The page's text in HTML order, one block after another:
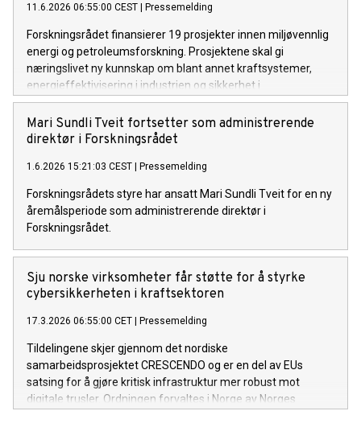
11.6.2026 06:55:00 CEST | Pressemelding
Forskningsrådet finansierer 19 prosjekter innen miljøvennlig
energi og petroleumsforskning. Prosjektene skal gi
næringslivet ny kunnskap om blant annet kraftsystemer,
energieffektivisering i industrien og sikkerhet i
petroleumsvirksomheten.
Mari Sundli Tveit fortsetter som administrerende
direktør i Forskningsrådet
1.6.2026 15:21:03 CEST | Pressemelding
Forskningsrådets styre har ansatt Mari Sundli Tveit for en ny
åremålsperiode som administrerende direktør i
Forskningsrådet.
Sju norske virksomheter får støtte for å styrke
cybersikkerheten i kraftsektoren
17.3.2026 06:55:00 CET | Pressemelding
Tildelingene skjer gjennom det nordiske
samarbeidsprosjektet CRESCENDO og er en del av EUs
satsing for å gjøre kritisk infrastruktur mer robust mot
digitale trusler. Ordningen forvaltes i Norge av Norges